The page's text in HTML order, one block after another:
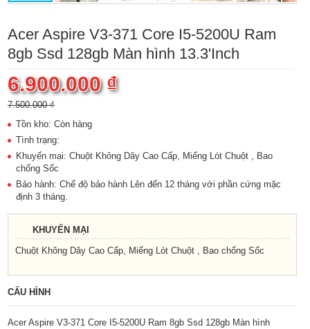
Acer Aspire V3-371 Core I5-5200U Ram
8gb Ssd 128gb Màn hình 13.3'Inch
6.900.000 ₫
7.500.000 ₫
Tồn kho: Còn hàng
Tình trạng:
Khuyến mại: Chuột Không Dây Cao Cấp, Miếng Lót Chuột , Bao
chống Sốc
Bảo hành: Chế độ bảo hành Lên đến 12 tháng với phần cứng mặc
định 3 tháng.
KHUYẾN MẠI
Chuột Không Dây Cao Cấp, Miếng Lót Chuột , Bao chống Sốc
CẤU HÌNH
Acer Aspire V3-371 Core I5-5200U Ram 8gb Ssd 128gb Màn hình